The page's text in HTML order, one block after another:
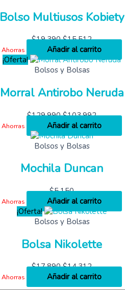
Bolso Multiusos Kobiety
$19,390 $15,512
Ahorras
Añadir al carrito
¡Oferta!
Bolsos y Bolsas
Morral Antirobo Neruda
$129,990 $103,992
Ahorras
Añadir al carrito
Bolsos y Bolsas
Mochila Duncan
$5,150
Ahorras
Añadir al carrito
¡Oferta!
Bolsos y Bolsas
Bolsa Nikolette
$17,890 $14,312
Ahorras Añadir al carrito